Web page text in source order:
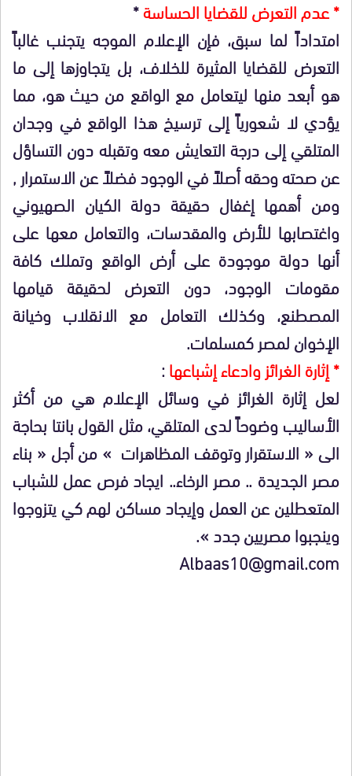
* عدم التعرض للقضايا الحساسة*
امتداداً لما سبق، فإن الإعلام الموجه يتجنب غالباً
التعرض للقضايا المثيرة للخلاف، بل يتجاوزها إلى ما
هو أبعد منها ليتعامل مع الواقع من حيث هو، مما
يؤدي لا شعورياً إلى ترسيخ هذا الواقع في وجدان
المتلقي إلى درجة التعايش معه وتقبله دون التساؤل
عن صحته وحقه أصلاً في الوجود فضلاً عن الاستمرار ,
ومن أهمها إغفال حقيقة دولة الكيان الصهيوني
واغتصابها للأرض والمقدسات، والتعامل معها على
أنها دولة موجودة على أرض الواقع وتملك كافة
مقومات الوجود، دون التعرض لحقيقة قيامها
المصطنع، وكذلك التعامل مع الانقلاب وخيانة
الإخوان لمصر كمسلمات.
* إثارة الغرائز وادعاء إشباعها:
لعل إثارة الغرائز في وسائل الإعلام هي من أكثر
الأساليب وضوحاً لدى المتلقي، مثل القول بانتا بحاجة
الى « الاستقرار وتوقف المظاهرات » من أجل « بناء
مصر الجديدة .. مصر الرخاء.. ايجاد فرص عمل للشباب
المتعطلين عن العمل وإيجاد مساكن لهم كي يتزوجوا
وينجبوا مصريين جدد ».
Albaas10@gmail.com